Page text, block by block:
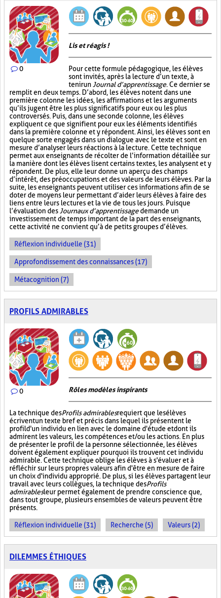
0
Lis et réagis !
Pour cette formule pédagogique, les élèves
sont invités, après la lecture d’un texte, à
tenir un Journal d’apprentissage. Ce dernier se
remplit en deux temps. D’abord, les élèves notent dans une
première colonne les idées, les affirmations et les arguments
qu’ils jugent être les plus significatifs pour eux ou les plus
controversés. Puis, dans une seconde colonne, les élèves
expliquent ce que signifient pour eux les éléments identifiés
dans la première colonne et y répondent. Ainsi, les élèves sont en
quelque sorte engagés dans un dialogue avec le texte et sont en
mesure d’analyser leurs réactions à la lecture. Cette technique
permet aux enseignants de récolter de l’information détaillée sur
la manière dont les élèves lisent certains textes, les analysent et y
répondent. De plus, elle leur donne un aperçu des champs
d’intérêt, des préoccupations et des valeurs de leurs élèves. Par la
suite, les enseignants peuvent utiliser ces informations afin de se
doter de moyens leur permettant d’aider leurs élèves à faire des
liens entre leurs lectures et la vie de tous les jours. Puisque
l’évaluation des Journaux d’apprentissagedemande un
investissement de temps important de la part des enseignants,
cette activité ne convient qu’à de petits groupes d’élèves.
Réflexion individuelle (31)
Approfondissement des connaissances (17)
Métacognition (7)
PROFILS ADMIRABLES
0 Rôles modèles inspirants
La technique desProfils admirablesrequiert que les élèves
écrivent un texte bref et précis dans lequel ils présentent le
profil d'un individu en lien avec le domaine d'étude et dont ils
admirent les valeurs, les compétences et/ou les actions. En plus
de présenter le profil de la personne sélectionnée, les élèves
doivent également expliquer pourquoi ils trouvent cet individu
admirable. Cette technique oblige les élèves à s'évaluer et à
réfléchir sur leurs propres valeurs afin d'être en mesure de faire
un choix d'individu approprié. De plus, si les élèves partagent leur
travail avec leurs collègues, la technique desProfils
admirablesleur permet également de prendre conscience que,
dans tout groupe, plusieurs ensembles de valeurs peuvent être
présents.
Réflexion individuelle (31) Recherche (5) Valeurs (2)
DILEMMES ÉTHIQUES